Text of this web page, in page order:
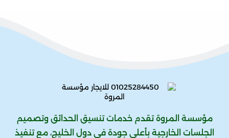
مؤسسة المروة تقدم خدمات تنسيق الحدائق وتصميم
الجلسات الخارجية بأعلى جودة في دول الخليج، مع تنفيذ